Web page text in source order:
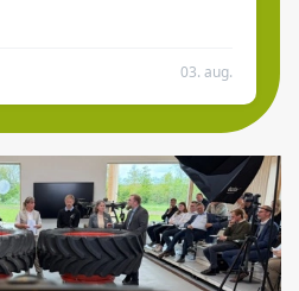
03. aug.